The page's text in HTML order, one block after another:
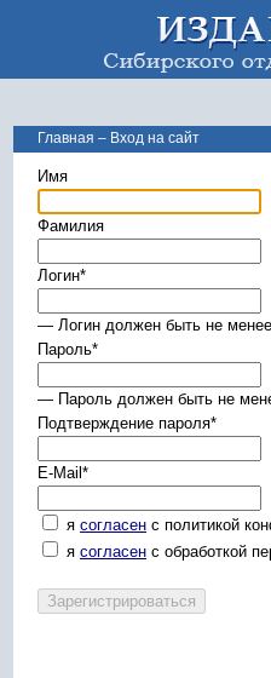
Главная – Вход на сайт
Имя
Фамилия
Логин*
— Логин должен быть не
Пароль*
— Пароль должен быть не
Подтверждение пароля*
E-Mail *
я согласен с политикой
я согласен с обработкой